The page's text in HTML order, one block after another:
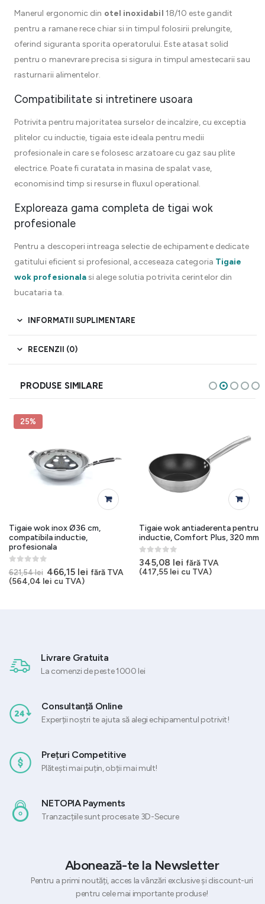
Manerul ergonomic din otel inoxidabil 18/10 este gandit
pentru a ramane rece chiar si in timpul folosirii prelungite,
oferind siguranta sporita operatorului. Este atasat solid
pentru o manevrare precisa si sigura in timpul amestecarii sau
rasturnarii alimentelor.
Compatibilitate si intretinere usoara
Potrivita pentru majoritatea surselor de incalzire, cu exceptia
plitelor cu inductie, tigaia este ideala pentru medii
profesionale in care se folosesc arzatoare cu gaz sau plite
electrice. Poate fi curatata in masina de spalat vase,
economisind timp si resurse in fluxul operational.
Exploreaza gama completa de tigai wok
profesionale
Pentru a descoperi intreaga selectie de echipamente dedicate
gatitului eficient si profesional, acceseaza categoria Tigaie
wok profesionalasi alege solutia potrivita cerintelor din
bucataria ta.
INFORMATII SUPLIMENTARE
RECENZII (0)
PRODUSE SIMILARE
25%
Tigaie wok inox Ø36 cm,
compatibila inductie,
profesionala
0out of 5
621,54lei Prețul
inițial
466,15 lei Prețul
fără TVA
(564,04 lei cu TVA)
Tigaie wok antiaderenta pentru
inductie, Comfort Plus, 320 mm
0out of 5
345,08 lei fără TVA
(417,55 lei cu TVA)
Livrare Gratuita
La comenzi de peste 1000 lei
Consultanță Online
Experții noștri te ajuta să alegi echipamentul potrivit!
Prețuri Competitive
Plătești mai puțin, obții mai mult!
NETOPIA Payments
Tranzacțiile sunt procesate 3D-Secure
Abonează-te la Newsletter
Pentru a primi noutăți, acces la vânzări exclusive și discount-uri
pentru cele mai importante produse!